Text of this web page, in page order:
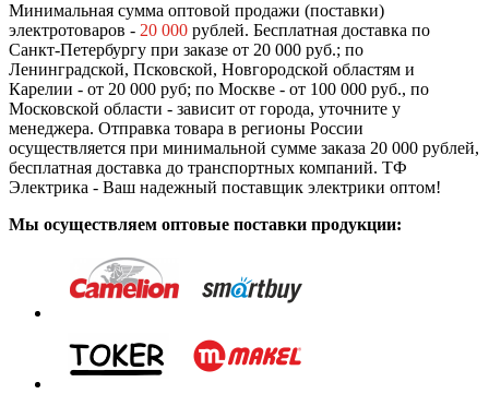
Минимальная сумма оптовой продажи (поставки)
электротоваров - 20 000 рублей. Бесплатная доставка по
Санкт-Петербургу при заказе от 20 000 руб.; по
Ленинградской, Псковской, Новгородской областям и
Карелии - от 20 000 руб; по Москве - от 100 000 руб., по
Московской области - зависит от города, уточните у
менеджера. Отправка товара в регионы России
осуществляется при минимальной сумме заказа 20 000 рублей,
бесплатная доставка до транспортных компаний. ТФ
Электрика - Ваш надежный поставщик электрики оптом!
Мы осуществляем оптовые поставки продукции: